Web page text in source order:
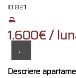
ID:821
1.600€ /
Descriere